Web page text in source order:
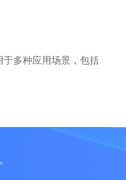
多种应用场景，包括